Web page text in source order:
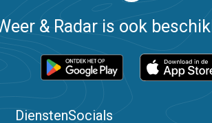
& Radar is ook
DienstenSocials